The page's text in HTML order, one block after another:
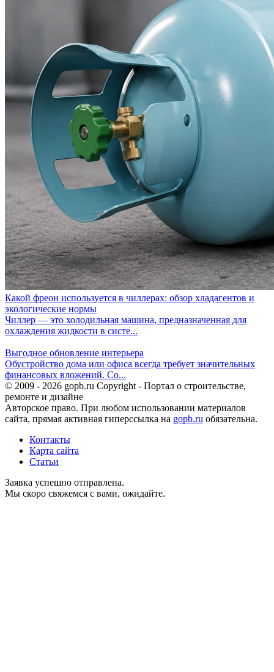
Какой фреон используется в чиллерах: обзор хладагентов и
экологические нормы
Чиллер — это холодильная машина, предназначенная для
охлаждения жидкости в систе...
Выгодное обновление интерьера
Обустройство дома или офиса всегда требует значительных
финансовых вложений. Со...
© 2009 - 2026 gopb.ru Copyright - Портал о строительстве,
ремонте и дизайне
Авторское право. При любом использовании материалов
сайта, прямая активная гиперссылка на gopb.ru обязательна.
Контакты
Карта сайта
Статьи
Заявка успешно отправлена.
Мы скоро свяжемся с вами, ожидайте.